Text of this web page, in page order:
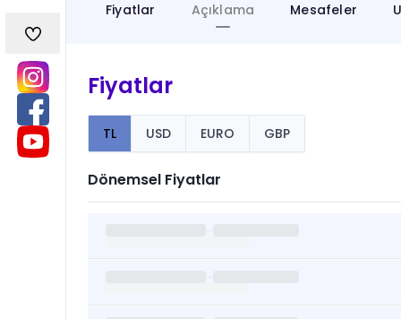
Fiyatlar
Açıklama Mesafeler
Fiyatlar
TL USD EURO GBP
Dönemsel Fiyatlar